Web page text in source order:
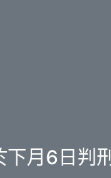
月6日判刑